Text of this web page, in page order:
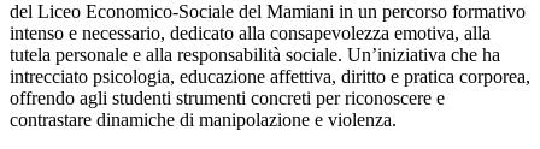
del Liceo Economico-Sociale del Mamiani in un percorso formativo
intenso e necessario, dedicato alla consapevolezza emotiva, alla
tutela personale e alla responsabilità sociale. Un’iniziativa che ha
intrecciato psicologia, educazione affettiva, diritto e pratica corporea,
offrendo agli studenti strumenti concreti per riconoscere e
contrastare dinamiche di manipolazione e violenza.